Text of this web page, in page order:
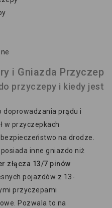
i Gniazda Przyczep
przyczepy i kiedy jest
doprowadzania prądu i
w przyczepkach
na drodze.
inne gniazdo niż
złącza 13/7 pinów
pojazdów z 13-
przyczepami
Pozwala to na